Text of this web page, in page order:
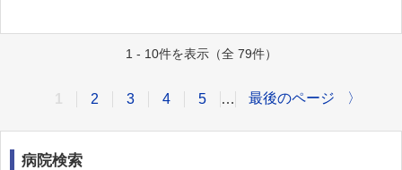
1 - 10件を表示（全 79件）
2 3 4 5 … 最後のページ 〉
病院検索